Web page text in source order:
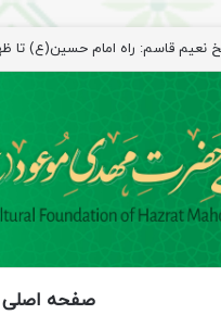
نعیم قاسم: راه امام حسین(ع) تا
صفحه اصلی